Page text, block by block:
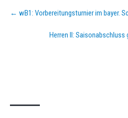
Post
navigation
← wB1: Vorbereitungsturnier im bayer.
Herren II: